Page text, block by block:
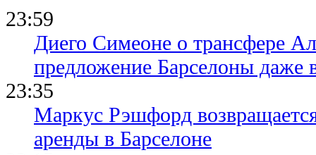
23:59
Диего Симеоне о трансфере
предложение Барселоны даже
23:35
Маркус Рэшфорд
аренды в Барселоне